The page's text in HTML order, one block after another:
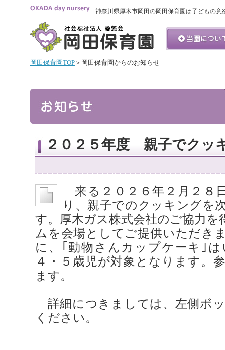
神奈川県厚木市岡田の岡田保育園は子どもの意
岡田保育園TOP ＞岡田保育園からのお知らせ
２０２５年度 親子でクッ
来る２０２６年２月２８
り、親子でのクッキングを
す。厚木ガス株式会社のご協力を
ムを会場としてご提供いただき
に、｢動物さんカップケーキ｣
４・５歳児が対象となります。
ます。
詳細につきましては、左側ボ
ください。